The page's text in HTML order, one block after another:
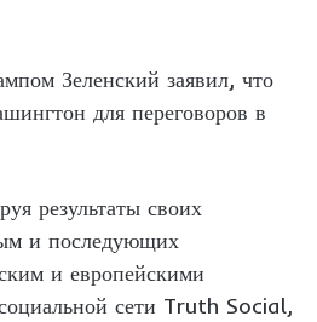
Зеленский заявил, что
для переговоров в
результаты своих
и последующих
и европейскими
сети Truth Social,